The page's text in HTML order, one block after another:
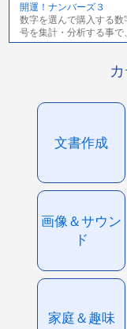
開運！ナンバーズ３
数字を選んで購入する
号を集計・分析する事で
文書作成
画像＆サウン
ド
家庭＆趣味